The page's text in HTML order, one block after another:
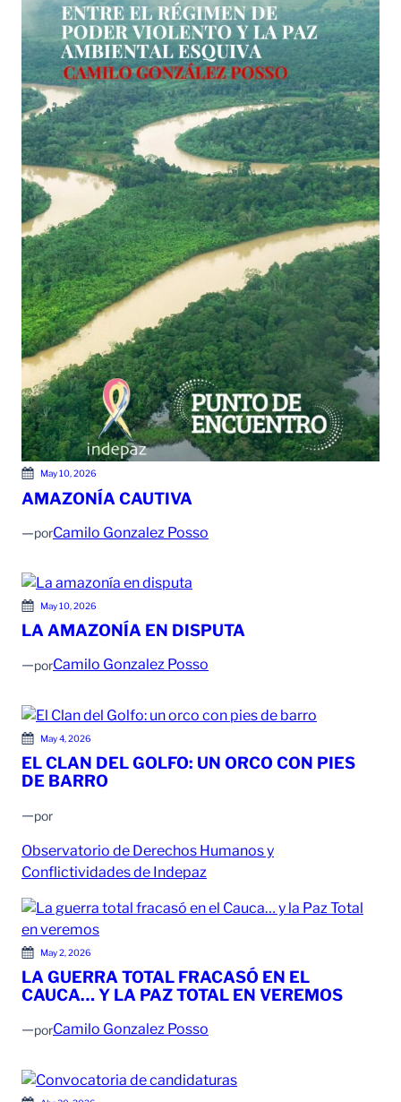
May 10, 2026
AMAZONÍA CAUTIVA
—porCamilo Gonzalez Posso
May 10, 2026
LA AMAZONÍA EN DISPUTA
—porCamilo Gonzalez Posso
May 4, 2026
EL CLAN DEL GOLFO: UN ORCO CON PIES
DE BARRO
—por
Observatorio de Derechos Humanos y
Conflictividades de Indepaz
May 2, 2026
LA GUERRA TOTAL FRACASÓ EN EL
CAUCA… Y LA PAZ TOTAL EN VEREMOS
—porCamilo Gonzalez Posso